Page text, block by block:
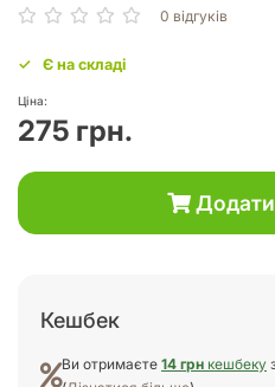
0 відгуків
Є на складі
Ціна:
275 грн.
Кешбек
Ви отримаєте 14 грн кешбеку